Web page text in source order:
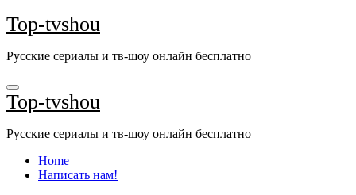
Перейти
к
Top-tvshou
Русские сериалы и тв-шоу онлайн бесплатно
Top-tvshou
Русские сериалы и тв-шоу онлайн бесплатно
Home
Написать нам!